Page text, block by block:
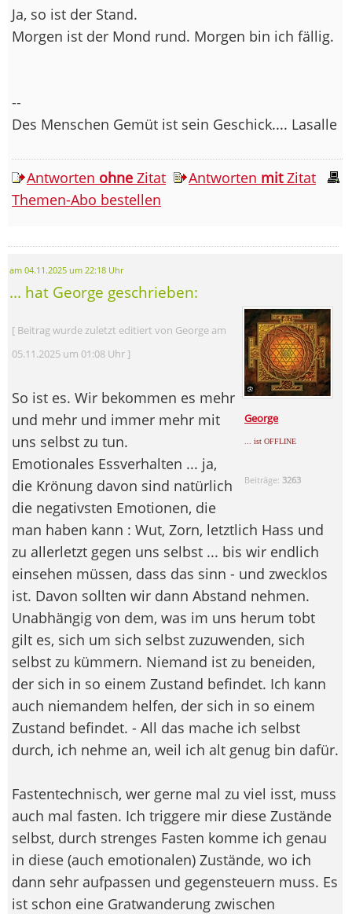
Ja, so ist der Stand.
Morgen ist der Mond rund. Morgen bin ich fällig.
--
Des Menschen Gemüt ist sein Geschick.... Lasalle
Antworten ohne Zitat Antworten mitZitat
Themen-Abo bestellen
am 04.11.2025 um 22:18 Uhr
... hat George geschrieben:
George
... ist OFFLINE
Beiträge: 3263
[ Beitrag wurde zuletzt editiert von George am
05.11.2025 um 01:08 Uhr ]
So ist es. Wir bekommen es mehr
und mehr und immer mehr mit
uns selbst zu tun.
Emotionales Essverhalten ... ja,
die Krönung davon sind natürlich
die negativsten Emotionen, die
man haben kann : Wut, Zorn, letztlich Hass und
zu allerletzt gegen uns selbst ... bis wir endlich
einsehen müssen, dass das sinn - und zwecklos
ist. Davon sollten wir dann Abstand nehmen.
Unabhängig von dem, was im uns herum tobt
gilt es, sich um sich selbst zuzuwenden, sich
selbst zu kümmern. Niemand ist zu beneiden,
der sich in so einem Zustand befindet. Ich kann
auch niemandem helfen, der sich in so einem
Zustand befindet. - All das mache ich selbst
durch, ich nehme an, weil ich alt genug bin dafür.
Fastentechnisch, wer gerne mal zu viel isst, muss
auch mal fasten. Ich triggere mir diese Zustände
selbst, durch strenges Fasten komme ich genau
in diese (auch emotionalen) Zustände, wo ich
dann sehr aufpassen und gegensteuern muss. Es
ist schon eine Gratwanderung zwischen